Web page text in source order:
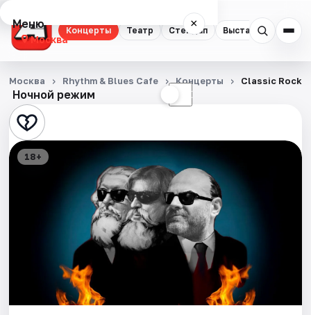
Концерты Театр Стендап Выставки
Меню ×
Москва
Концерты
Театр
Стендап
События
Ночной режим ☾
Москва Rhythm & Blues Cafe Концерты Classic Rock
18+